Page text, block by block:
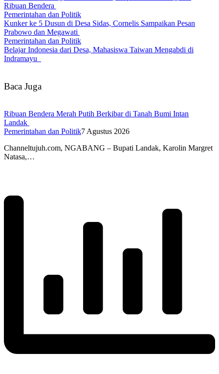
Ribuan Bendera
Pemerintahan dan Politik
Kunker ke 5 Dusun di Desa Sidas, Cornelis Sampaikan Pesan
Prabowo dan Megawati
Pemerintahan dan Politik
Belajar Indonesia dari Desa, Mahasiswa Taiwan Mengabdi di
Indramayu
Baca Juga
Ribuan Bendera Merah Putih Berkibar di Tanah Bumi Intan
Landak
Pemerintahan dan Politik7 Agustus 2026
Channeltujuh.com, NGABANG – Bupati Landak, Karolin Margret
Natasa,…